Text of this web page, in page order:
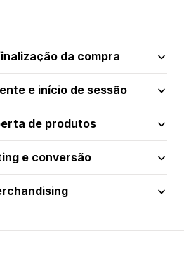
da compra
e início de sessão
de produtos
e conversão